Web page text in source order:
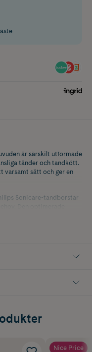
är särskilt utformade
tänder och tandkött.
varsamt sätt och ger en
Sonicare-tandborstar
Nice Price